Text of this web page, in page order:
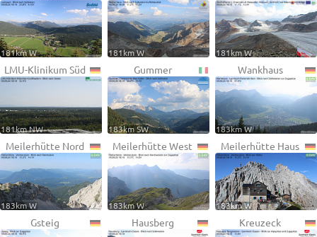
181km W 181km W 181km W
LMU-Klinikum Süd
181km NW
Gummer
183km SW
Wankhaus
183km W
Meilerhütte Nord
183km W
Meilerhütte West
183km W
Meilerhütte Haus
183km W
Gsteig Hausberg Kreuzeck